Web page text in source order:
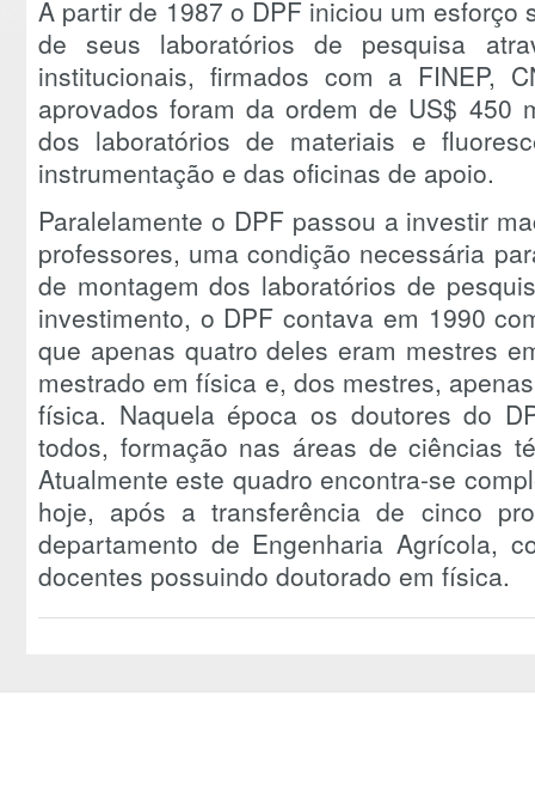
A partir de 1987 o DPF iniciou um esforço
de seus laboratórios de pesquisa
institucionais, firmados com a FINEP,
aprovados foram da ordem de US$ 450
dos laboratórios de materiais e
instrumentação e das oficinas de apoio.
Paralelamente o DPF passou a investir
professores, uma condição necessária
de montagem dos laboratórios de
investimento, o DPF contava em 1990
que apenas quatro deles eram mestres
mestrado em física e, dos mestres,
física. Naquela época os doutores do
todos, formação nas áreas de ciências
Atualmente este quadro encontra-se
hoje, após a transferência de cinco
departamento de Engenharia Agrícola,
docentes possuindo doutorado em física.